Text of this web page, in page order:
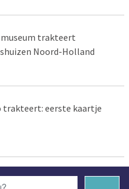
trakteert
Noord-Holland
trakteert: eerste kaartje